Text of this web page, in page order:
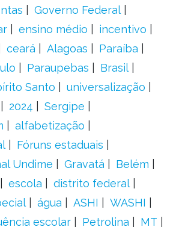
Governo Federal
ensino médio
incentivo
ceará Alagoas
Paraíba
Paraupebas
Brasil
Santo
universalização
2024
Sergipe
alfabetização
Fóruns estaduais
Undime
Gravatá
Belém
escola
distrito federal
água ASHI
WASHI
escolar Petrolina
MT